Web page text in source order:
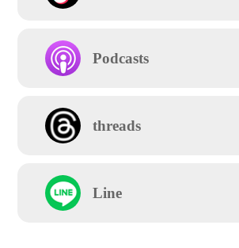
Podcasts
threads
Line